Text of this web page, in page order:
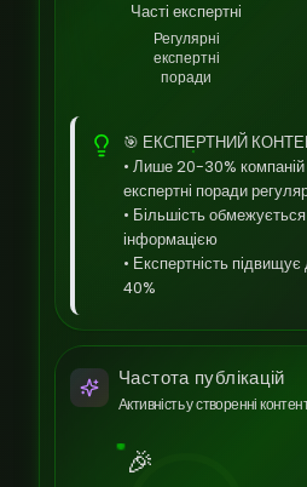
Часті експертні
Регулярні
експертні
поради
🎯 ЕКСПЕРТНИЙ
• Лише 20-30% компаній
експертні поради
• Більшість
інформацією
• Експертність підвищує
40%
Частота публікацій
Активність у створенні
🎉